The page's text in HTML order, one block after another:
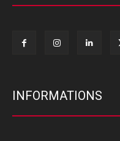
INFORMATIONS